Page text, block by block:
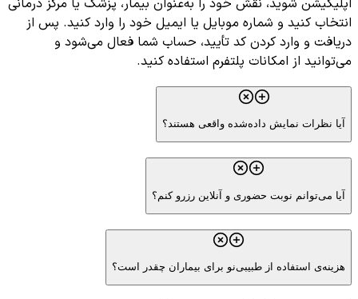
اپلیکیشن شوید، نقش خود را به‌عنوان بیمار، پزشک یا مرکز درمانی
انتخاب کنید و شماره موبایل یا ایمیل خود را وارد کنید. پس از
دریافت و وارد کردن کد تأیید، حساب شما فعال می‌شود و
می‌توانید از امکانات پلتفرم استفاده کنید.
آیا نظرات نمایش داده‌شده واقعی هستند؟
آیا می‌توانم نوبت حضوری و آنلاین رزرو کنم؟
هزینه‌ی استفاده از طبیبی‌نو برای بیماران چقدر است؟